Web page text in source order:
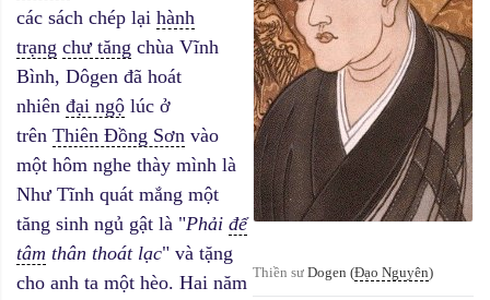
Thiền sư Dogen (Đạo Nguyên)
các sách chép lại hành
trạng chư tăng chùa Vĩnh
Bình, Dôgen đã hoát
nhiên đại ngộ lúc ở
trên Thiên Đồng Sơn vào
một hôm nghe thày mình là
Như Tĩnh quát mắng một
tăng sinh ngủ gật là "Phải để
tâm thân thoát lạc" và tặng
cho anh ta một hèo. Hai năm